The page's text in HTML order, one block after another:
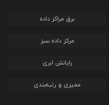
برق مراکز داده
مرکز داده سبز
رایانش ابری
ممیزی و رتبه‌بندی